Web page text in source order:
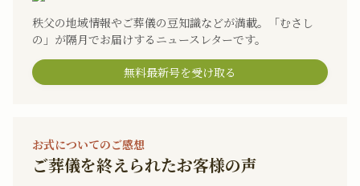
秩父の地域情報やご葬儀の豆知識などが満載。「むさし
の」が隔月でお届けするニュースレターです。
無料最新号を受け取る
お式についてのご感想
ご葬儀を終えられたお客様の声